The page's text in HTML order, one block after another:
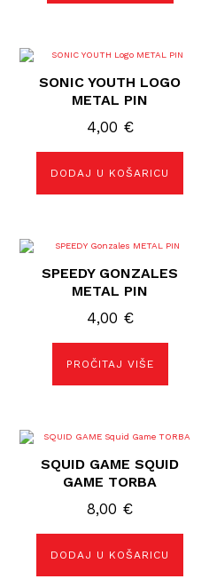
SONIC YOUTH LOGO
METAL PIN
4,00 €
DODAJ U KOŠARICU
SPEEDY GONZALES
METAL PIN
4,00 €
PROČITAJ VIŠE
SQUID GAME SQUID
GAME TORBA
8,00 €
DODAJ U KOŠARICU